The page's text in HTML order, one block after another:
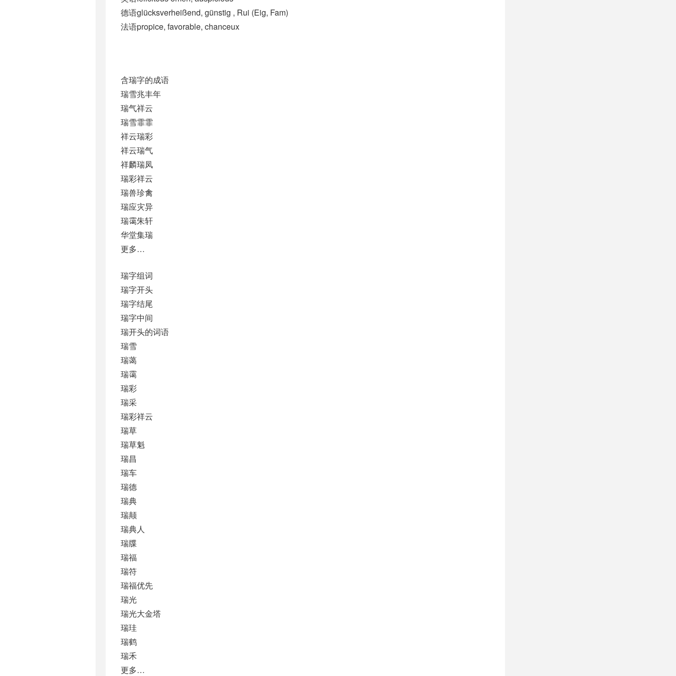
德语glücksverheißend, günstig , Rui (Eig, Fam)
法语propice, favorable, chanceux
含瑞字的成语
瑞雪兆丰年
瑞气祥云
瑞雪霏霏
祥云瑞彩
祥云瑞气
祥麟瑞凤
瑞彩祥云
瑞兽珍禽
瑞应灾异
瑞霭朱轩
华堂集瑞
更多…
瑞字组词
瑞字开头
瑞字结尾
瑞字中间
瑞开头的词语
瑞雪
瑞蔼
瑞霭
瑞彩
瑞采
瑞彩祥云
瑞草
瑞草魁
瑞昌
瑞车
瑞德
瑞典
瑞颠
瑞典人
瑞牒
瑞福
瑞符
瑞福优先
瑞光
瑞光大金塔
瑞珪
瑞鹤
瑞禾
更多…